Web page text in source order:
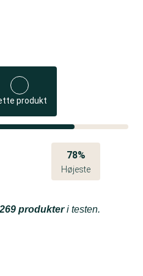
produkt
78%
Højeste
269 produkteri testen.